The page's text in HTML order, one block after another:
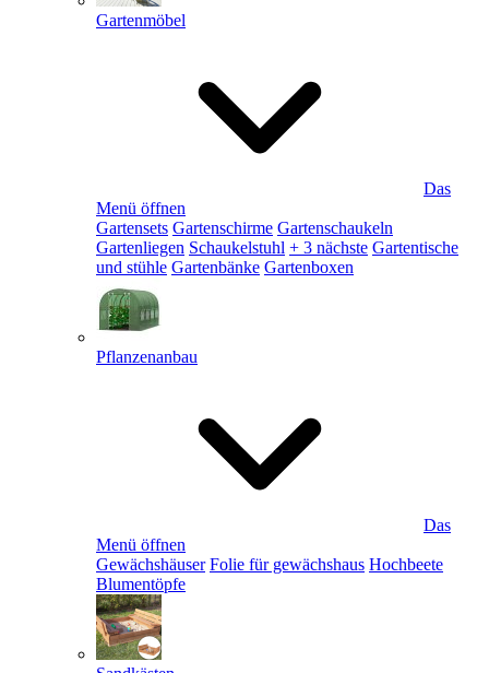
Gartenmöbel
Das
Menü öffnen
Gartensets Gartenschirme Gartenschaukeln
Gartenliegen Schaukelstuhl + 3 nächste Gartentische
und stühle Gartenbänke Gartenboxen
Pflanzenanbau
Das
Menü öffnen
Gewächshäuser Folie für gewächshaus Hochbeete
Blumentöpfe